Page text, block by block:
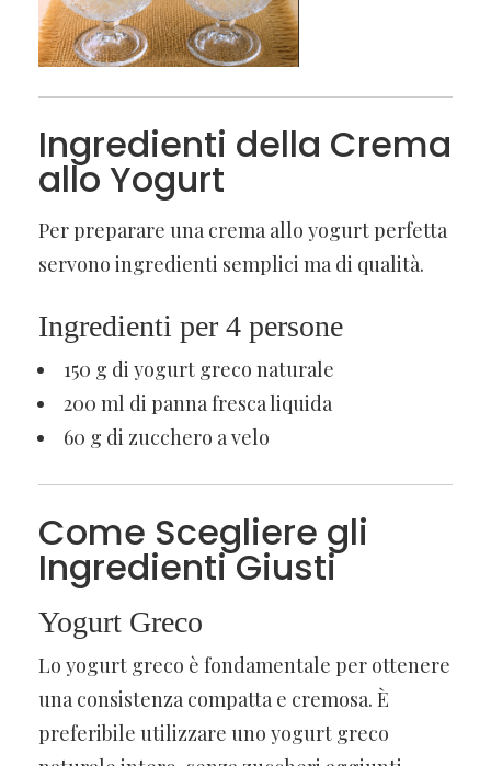
Ingredienti della Crema
allo Yogurt
Per preparare una crema allo yogurt perfetta
servono ingredienti semplici ma di qualità.
Ingredienti per 4 persone
150 g di yogurt greco naturale
200 ml di panna fresca liquida
60 g di zucchero a velo
Come Scegliere gli
Ingredienti Giusti
Yogurt Greco
Lo yogurt greco è fondamentale per ottenere
una consistenza compatta e cremosa. È
preferibile utilizzare uno yogurt greco